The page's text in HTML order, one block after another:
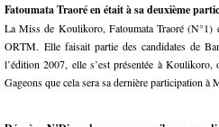
Fatoumata Traoré en était à sa deuxième
La Miss de Koulikoro, Fatoumata Traoré (N°1)
ORTM. Elle faisait partie des candidates de
l’édition 2007, elle s’est présentée à
Gageons que cela sera sa dernière participation à